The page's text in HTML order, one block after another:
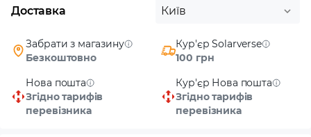
Доставка Київ
Забрати з магазину
Безкоштовно
Кур'єр Solarverse
100 грн
Нова пошта
Згідно тарифів
перевізника
Кур'єр Нова пошта
Згідно тарифів
перевізника